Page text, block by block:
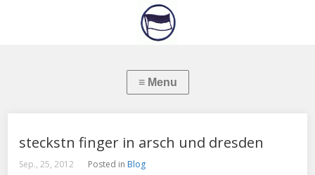
steckstn finger in arsch und dresden
Sep., 25, 2012 Posted in Blog